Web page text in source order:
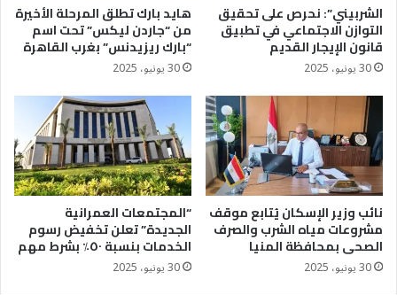
الشربيني”: نحرص على تحقيق
التوازن الاجتماعي في تطبيق
قانون الإيجار القديم
30 يونيو، 2025
هايد بارك تطلق المرحلة الأخيرة
من “جاردن ليكس” تحت اسم
“بارك ريزيدنس” بغرب القاهرة
30 يونيو، 2025
نائب وزير الإسكان يُتابع موقف
مشروعات مياه الشرب والصرف
الصحى بمحافظة المنيا
30 يونيو، 2025
“المجتمعات العمرانية
الجديدة” تعلن تخفيض رسوم
الخدمات بنسبة ٥٠٪؜ بشرط مهم
30 يونيو، 2025